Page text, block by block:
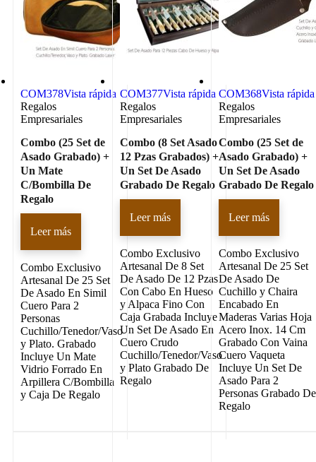
COM378Vista rápida
Regalos
Empresariales
Combo (25 Set de
Asado Grabado) +
Un Mate
C/Bombilla De
Regalo
Leer más
Combo Exclusivo
Artesanal De 25 Set
De Asado En Simil
Cuero Para 2
Personas
Cuchillo/Tenedor/Vaso
y Plato. Grabado
Incluye Un Mate
Vidrio Forrado En
Arpillera C/Bombilla
y Caja De Regalo
COM377Vista rápida
Regalos
Empresariales
Combo (8 Set Asado
12 Pzas Grabados) +
Un Set De Asado
Grabado De Regalo
Leer más
Combo Exclusivo
Artesanal De 8 Set
De Asado De 12 Pzas
Con Cabo En Hueso
y Alpaca Fino Con
Caja Grabada Incluye
Un Set De Asado En
Cuero Crudo
Cuchillo/Tenedor/Vaso
y Plato Grabado De
Regalo
COM368Vista rápida
Regalos
Empresariales
Combo (25 Set de
Asado Grabado) +
Un Set De Asado
Grabado De Regalo
Leer más
Combo Exclusivo
Artesanal De 25 Set
De Asado De
Cuchillo y Chaira
Encabado En
Maderas Varias Hoja
Acero Inox. 14 Cm
Grabado Con Vaina
Cuero Vaqueta
Incluye Un Set De
Asado Para 2
Personas Grabado De
Regalo